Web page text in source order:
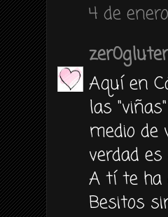
4 de
Aquí en
las
medio
verdad
A tí te ha
Besitos